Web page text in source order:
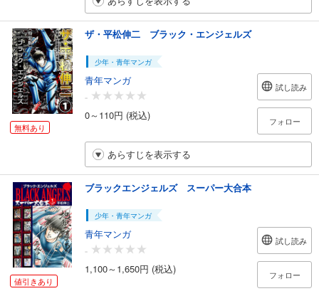
無料あり
ザ・平松伸二 ブラック・エンジェルズ
少年・青年マンガ
青年マンガ
-
0～110円 (税込)
試し読み
フォロー
あらすじを表示する
値引きあり
ブラックエンジェルズ スーパー大合本
少年・青年マンガ
青年マンガ
-
1,100～1,650円 (税込)
試し読み
フォロー